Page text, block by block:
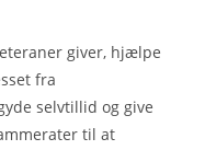
giver, hjælpe
fra
selvtillid og give
til at